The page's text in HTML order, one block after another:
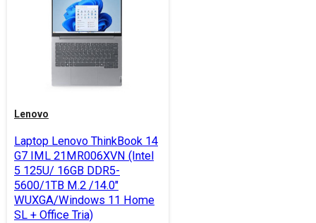
Lenovo
Laptop Lenovo ThinkBook 14
G7 IML 21MR006XVN (Intel
5 125U/ 16GB DDR5-
5600/1TB M.2 /14.0"
WUXGA/Windows 11 Home
SL + Office Tria)